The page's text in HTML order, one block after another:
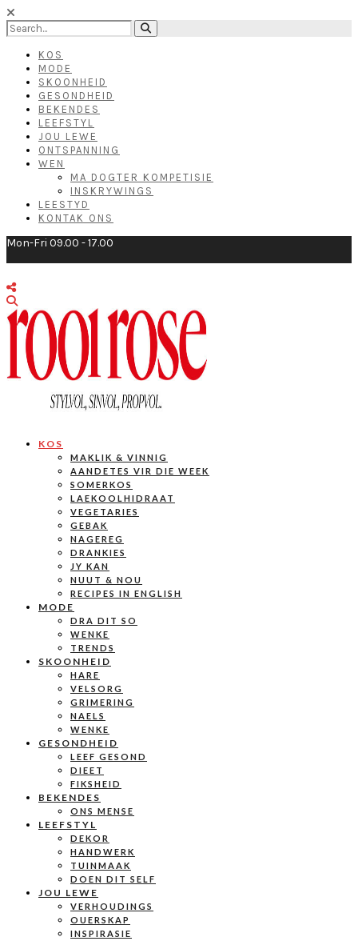
KOS
MODE
SKOONHEID
GESONDHEID
BEKENDES
LEEFSTYL
JOU LEWE
ONTSPANNING
WEN
MA DOGTER KOMPETISIE
INSKRYWINGS
LEESTYD
KONTAK ONS
Mon-Fri 09.00 - 17.00
KOS
MAKLIK & VINNIG
AANDETES VIR DIE WEEK
SOMERKOS
LAEKOOLHIDRAAT
VEGETARIES
GEBAK
NAGEREG
DRANKIES
JY KAN
NUUT & NOU
RECIPES IN ENGLISH
MODE
DRA DIT SO
WENKE
TRENDS
SKOONHEID
HARE
VELSORG
GRIMERING
NAELS
WENKE
GESONDHEID
LEEF GESOND
DIEET
FIKSHEID
BEKENDES
ONS MENSE
LEEFSTYL
DEKOR
HANDWERK
TUINMAAK
DOEN DIT SELF
JOU LEWE
VERHOUDINGS
OUERSKAP
INSPIRASIE